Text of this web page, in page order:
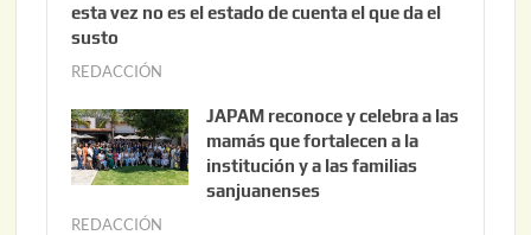
esta vez no es el estado de cuenta el que da el
susto
REDACCIÓN
o
s
t
JAPAM reconoce y celebra a las
mamás que fortalecen a la
institución y a las familias
sanjuanenses
REDACCIÓN